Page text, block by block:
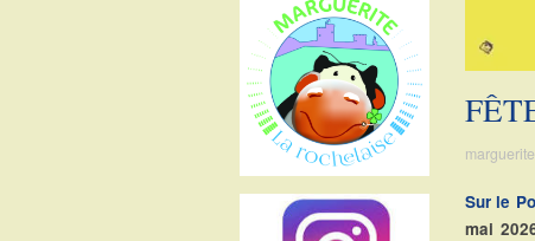
sur
Facebook
sur
Twitter
sur
Instagram
sur
Pinterest
Sur le
mai